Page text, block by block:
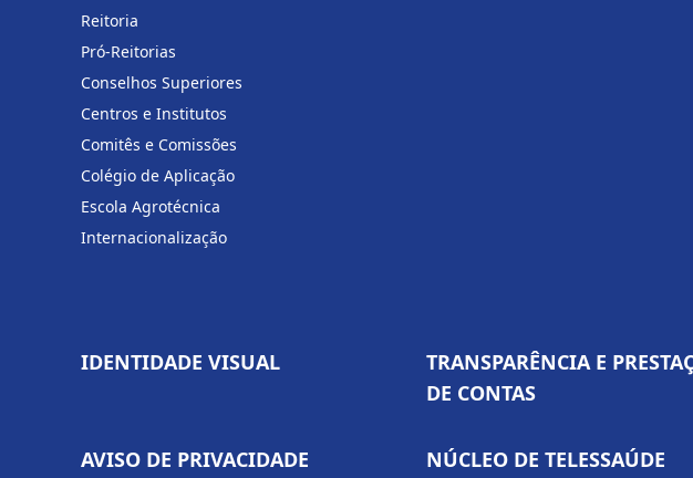
Reitoria
Pró-Reitorias
Conselhos Superiores
Centros e Institutos
Comitês e Comissões
Colégio de Aplicação
Escola Agrotécnica
Internacionalização
IDENTIDADE VISUAL
TRANSPARÊNCIA E
DE CONTAS
AVISO DE PRIVACIDADE NÚCLEO DE TELESSAÚDE